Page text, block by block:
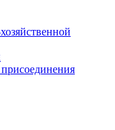
присоединения